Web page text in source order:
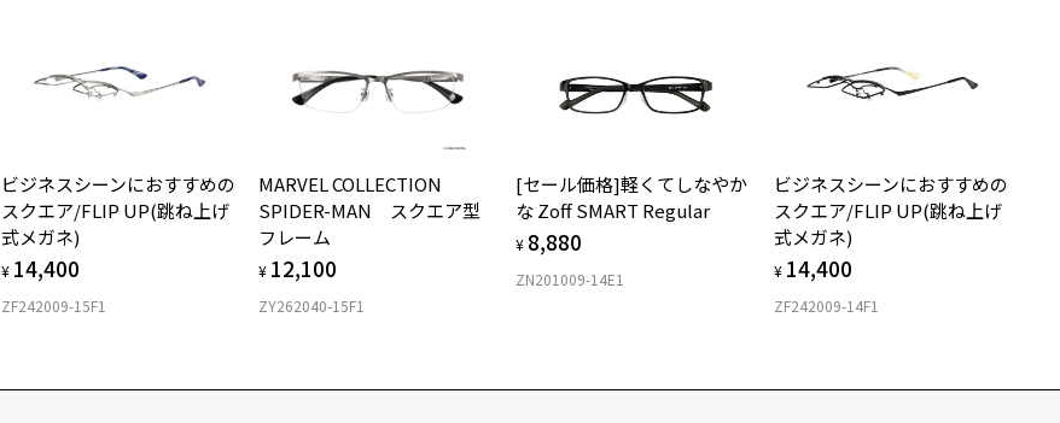
ビジネスシーンにおすすめの
スクエア/FLIP UP(跳ね上げ
式メガネ)
¥ 14,400
ZF242009-15F1
MARVEL COLLECTION
SPIDER-MAN スクエア型
フレーム
¥ 12,100
ZY262040-15F1
[セール価格]軽くてしなやか
な Zoff SMART Regular
¥ 8,880
ZN201009-14E1
ビジネスシーンにおすすめの
スクエア/FLIP UP(跳ね上げ
式メガネ)
¥ 14,400
ZF242009-14F1